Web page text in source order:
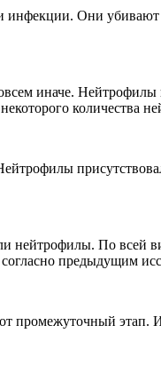
Они
иначе.
количества
нейтрофилы. По всей
предыдущим
промежуточный